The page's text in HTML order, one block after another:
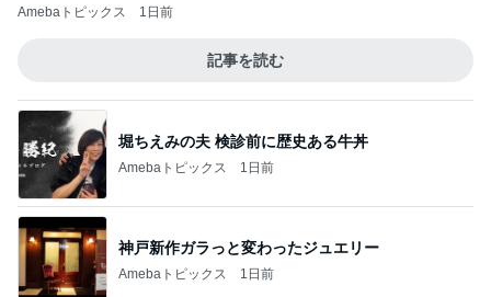
Amebaトピックス 1日前
記事を読む
堀ちえみの夫 検診前に歴史ある牛丼
Amebaトピックス 1日前
神戸新作ガラっと変わったジュエリー
Amebaトピックス 1日前